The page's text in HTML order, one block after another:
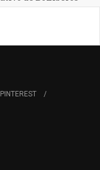
PINTEREST